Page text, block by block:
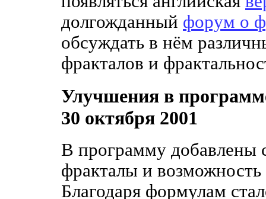
долгожданный форум о
обсуждать в нём
фракталов и
Улучшения в
30 октября 2001
В программу добавлены
фракталы и
Благодаря формулам